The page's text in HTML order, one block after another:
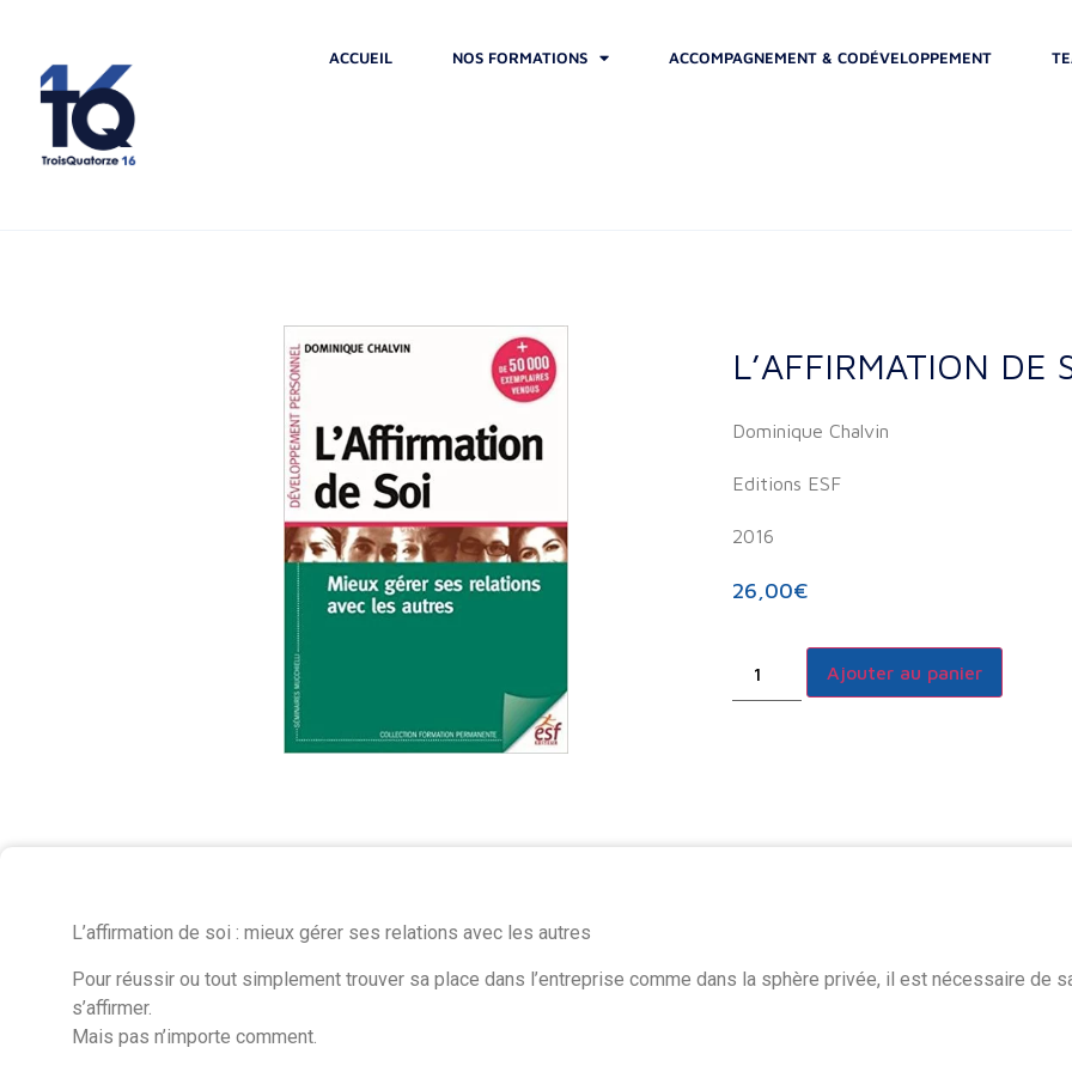
ACCUEIL NOS FORMATIONS ACCOMPAGNEMENT & CODÉVELOPPEMENT
L’AFFIRMATION DE
Dominique Chalvin
Editions ESF
2016
26,00€
Ajouter au panier
L’affirmation de soi : mieux gérer ses relations avec les autres
Pour réussir ou tout simplement trouver sa place dans l’entreprise comme dans la sphère privée, il est nécessaire de
s’affirmer.
Mais pas n’importe comment.